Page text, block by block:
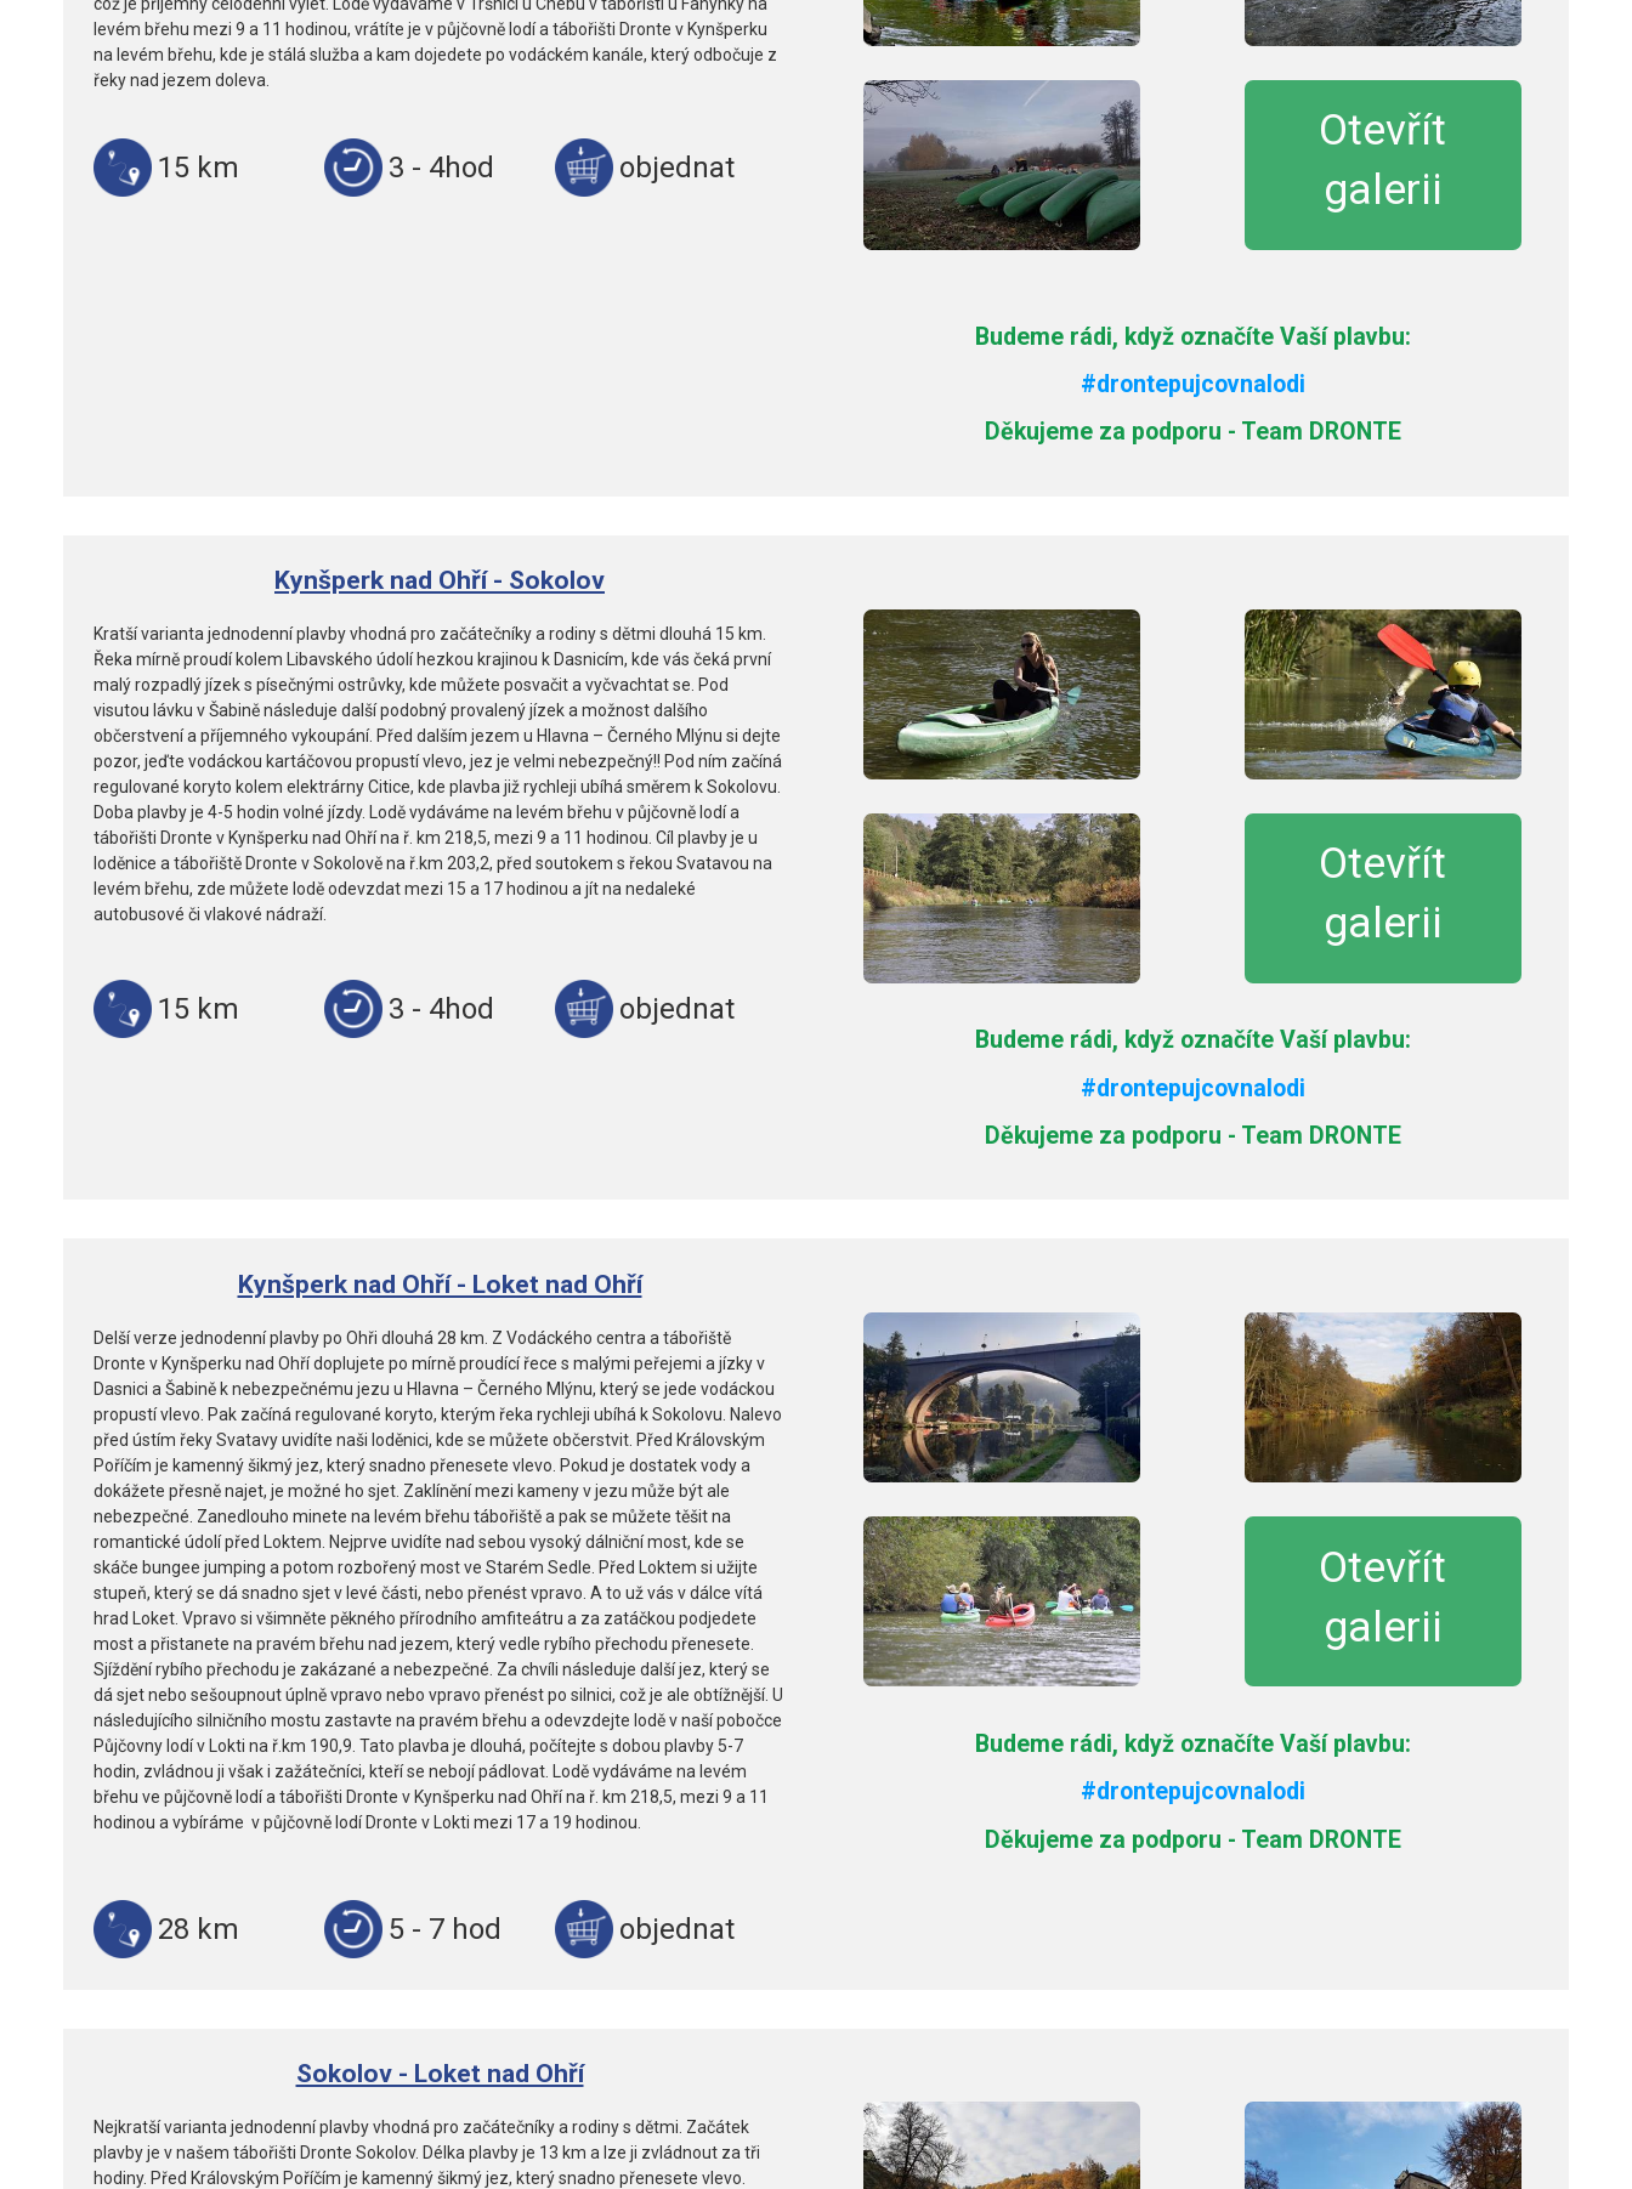
levém břehu mezi 9 a 11 hodinou, vrátíte je v půjčovně lodí a tábořišti Dronte v Kynšperku
na levém břehu, kde je stálá služba a kam dojedete po vodáckém kanále, který odbočuje z
řeky nad jezem doleva.
15 km 3 - 4hod objednat
Otevřít
galerii
Budeme rádi, když označíte Vaší plavbu:
#drontepujcovnalodi
Děkujeme za podporu - Team DRONTE
Kynšperk nad Ohří - Sokolov
Kratší varianta jednodenní plavby vhodná pro začátečníky a rodiny s dětmi dlouhá 15 km.
Řeka mírně proudí kolem Libavského údolí hezkou krajinou k Dasnicím, kde vás čeká první
malý rozpadlý jízek s písečnými ostrůvky, kde můžete posvačit a vyčvachtat se. Pod
visutou lávku v Šabině následuje další podobný provalený jízek a možnost dalšího
občerstvení a příjemného vykoupání. Před dalším jezem u Hlavna – Černého Mlýnu si dejte
pozor, jeďte vodáckou kartáčovou propustí vlevo, jez je velmi nebezpečný!! Pod ním začíná
regulované koryto kolem elektrárny Citice, kde plavba již rychleji ubíhá směrem k Sokolovu.
Doba plavby je 4-5 hodin volné jízdy. Lodě vydáváme na levém břehu v půjčovně lodí a
tábořišti Dronte v Kynšperku nad Ohří na ř. km 218,5, mezi 9 a 11 hodinou. Cíl plavby je u
loděnice a tábořiště Dronte v Sokolově na ř.km 203,2, před soutokem s řekou Svatavou na
levém břehu, zde můžete lodě odevzdat mezi 15 a 17 hodinou a jít na nedaleké
autobusové či vlakové nádraží.
15 km 3 - 4hod objednat
Otevřít
galerii
Budeme rádi, když označíte Vaší plavbu:
#drontepujcovnalodi
Děkujeme za podporu - Team DRONTE
Kynšperk nad Ohří - Loket nad Ohří
Delší verze jednodenní plavby po Ohři dlouhá 28 km. Z Vodáckého centra a tábořiště
Dronte v Kynšperku nad Ohří doplujete po mírně proudící řece s malými peřejemi a jízky v
Dasnici a Šabině k nebezpečnému jezu u Hlavna – Černého Mlýnu, který se jede vodáckou
propustí vlevo. Pak začíná regulované koryto, kterým řeka rychleji ubíhá k Sokolovu. Nalevo
před ústím řeky Svatavy uvidíte naši loděnici, kde se můžete občerstvit. Před Královským
Poříčím je kamenný šikmý jez, který snadno přenesete vlevo. Pokud je dostatek vody a
dokážete přesně najet, je možné ho sjet. Zaklínění mezi kameny v jezu může být ale
nebezpečné. Zanedlouho minete na levém břehu tábořiště a pak se můžete těšit na
romantické údolí před Loktem. Nejprve uvidíte nad sebou vysoký dálniční most, kde se
skáče bungee jumping a potom rozbořený most ve Starém Sedle. Před Loktem si užijte
stupeň, který se dá snadno sjet v levé části, nebo přenést vpravo. A to už vás v dálce vítá
hrad Loket. Vpravo si všimněte pěkného přírodního amfiteátru a za zatáčkou podjedete
most a přistanete na pravém břehu nad jezem, který vedle rybího přechodu přenesete.
Sjíždění rybího přechodu je zakázané a nebezpečné. Za chvíli následuje další jez, který se
dá sjet nebo sešoupnout úplně vpravo nebo vpravo přenést po silnici, což je ale obtížnější. U
následujícího silničního mostu zastavte na pravém břehu a odevzdejte lodě v naší pobočce
Půjčovny lodí v Lokti na ř.km 190,9. Tato plavba je dlouhá, počítejte s dobou plavby 5-7
hodin, zvládnou ji však i zažátečníci, kteří se nebojí pádlovat. Lodě vydáváme na levém
břehu ve půjčovně lodí a tábořišti Dronte v Kynšperku nad Ohří na ř. km 218,5, mezi 9 a 11
hodinou a vybíráme v půjčovně lodí Dronte v Lokti mezi 17 a 19 hodinou.
28 km 5 - 7 hod objednat
Otevřít
galerii
Budeme rádi, když označíte Vaší plavbu:
#drontepujcovnalodi
Děkujeme za podporu - Team DRONTE
Sokolov - Loket nad Ohří
Nejkratší varianta jednodenní plavby vhodná pro začátečníky a rodiny s dětmi. Začátek
plavby je v našem tábořišti Dronte Sokolov. Délka plavby je 13 km a lze ji zvládnout za tři
hodiny. Před Královským Poříčím je kamenný šikmý jez, který snadno přenesete vlevo.